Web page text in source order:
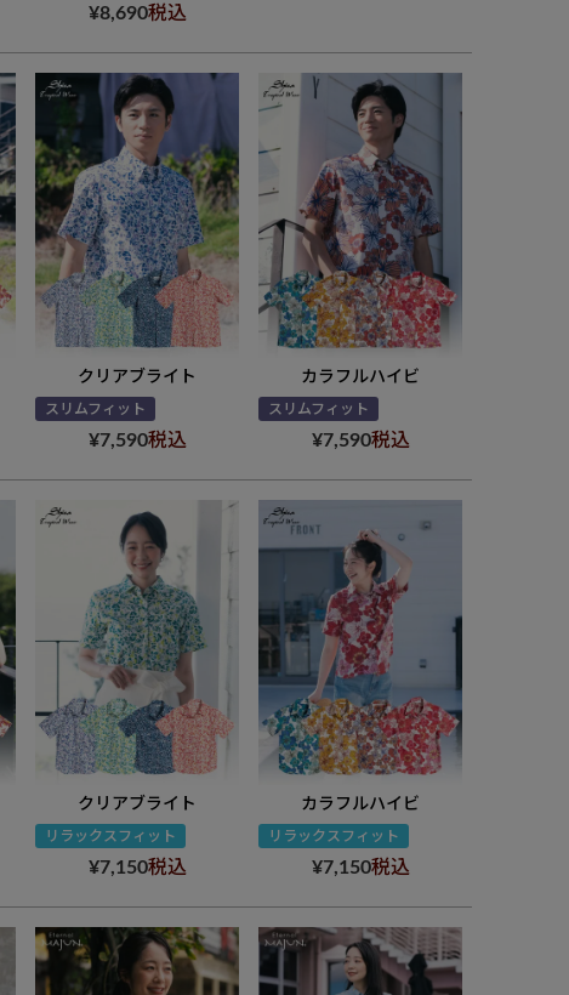
¥8,690税込
クリアブライト
スリムフィット
¥7,590税込
カラフルハイビ
スリムフィット
¥7,590税込
クリアブライト
リラックスフィット
¥7,150税込
カラフルハイビ
リラックスフィット
¥7,150税込